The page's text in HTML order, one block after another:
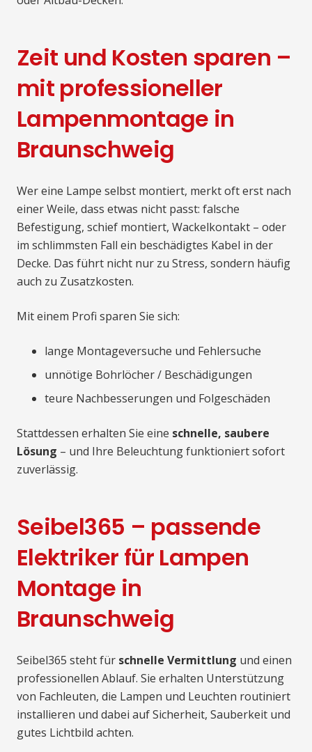
Zeit und Kosten sparen –
mit professioneller
Lampenmontage in
Braunschweig
Wer eine Lampe selbst montiert, merkt oft erst nach
einer Weile, dass etwas nicht passt: falsche
Befestigung, schief montiert, Wackelkontakt – oder
im schlimmsten Fall ein beschädigtes Kabel in der
Decke. Das führt nicht nur zu Stress, sondern häufig
auch zu Zusatzkosten.
Mit einem Profi sparen Sie sich:
lange Montageversuche und Fehlersuche
unnötige Bohrlöcher / Beschädigungen
teure Nachbesserungen und Folgeschäden
Stattdessen erhalten Sie eine schnelle, saubere
Lösung – und Ihre Beleuchtung funktioniert sofort
zuverlässig.
Seibel365 – passende
Elektriker für Lampen
Montage in
Braunschweig
Seibel365 steht für schnelle Vermittlung und einen
professionellen Ablauf. Sie erhalten Unterstützung
von Fachleuten, die Lampen und Leuchten routiniert
installieren und dabei auf Sicherheit, Sauberkeit und
gutes Lichtbild achten.